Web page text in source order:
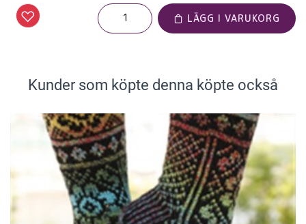
LÄGG I VARUKORG
Kunder som köpte denna köpte också